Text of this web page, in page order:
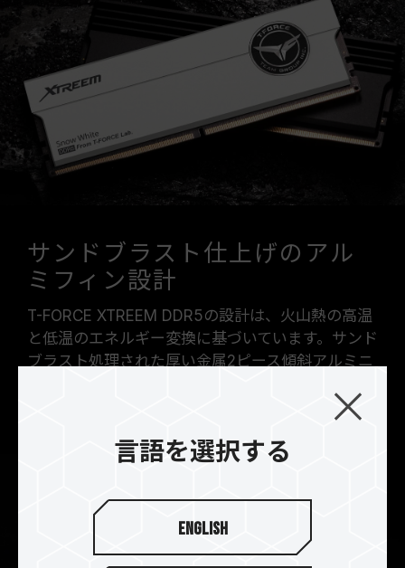
サンドブラスト仕上げのアル
ミフィン設計
T-FORCE XTREEM DDR5の設計は、火山熱の高温
と低温のエネルギー変換に基づいています。サンド
ブラスト処理された厚い金属2ピース傾斜アルミニ
言語を選択する
English